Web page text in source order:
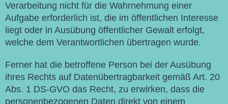
Verarbeitung nicht für die Wahrnehmung einer
Aufgabe erforderlich ist, die im öffentlichen Interesse
liegt oder in Ausübung öffentlicher Gewalt erfolgt,
welche dem Verantwortlichen übertragen wurde.
Ferner hat die betroffene Person bei der Ausübung
ihres Rechts auf Datenübertragbarkeit gemäß Art. 20
Abs. 1 DS-GVO das Recht, zu erwirken, dass die
personenbezogenen Daten direkt von einem